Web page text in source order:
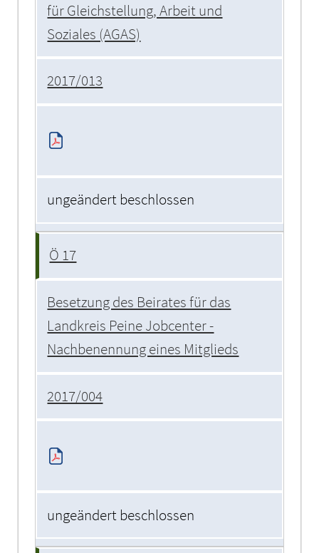
für Gleichstellung, Arbeit und
Soziales (AGAS)
2017/013
ungeändert beschlossen
Ö 17
Besetzung des Beirates für das
Landkreis Peine Jobcenter -
Nachbenennung eines Mitglieds
2017/004
ungeändert beschlossen